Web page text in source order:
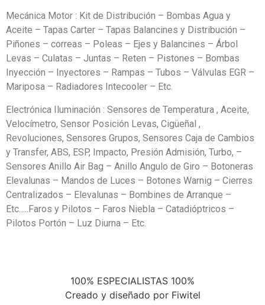
Mecánica Motor : Kit de Distribución – Bombas Agua y
Aceite – Tapas Carter – Tapas Balancines y Distribución –
Piñones – correas – Poleas – Ejes y Balancines – Árbol
Levas – Culatas – Juntas – Reten – Pistones – Bombas
Inyección – Inyectores – Rampas – Tubos – Válvulas EGR –
Mariposa – Radiadores Intecooler – Etc.
Electrónica Iluminación : Sensores de Temperatura , Aceite,
Velocímetro, Sensor Posición Levas, Cigüeñal ,
Revoluciones, Sensores Grupos, Sensores Caja de Cambios
y Transfer, ABS, ESP, Impacto, Presión Admisión, Turbo, –
Sensores Anillo Air Bag – Anillo Angulo de Giro – Botoneras
Elevalunas – Mandos de Luces – Botones Warnig – Cierres
Centralizados – Elevalunas – Bombines de Arranque –
Etc…..Faros y Pilotos – Faros Niebla – Catadióptricos –
Pilotos Portón – Luz Diurna – Etc.
100% ESPECIALISTAS 100%
Creado y diseñado por Fiwitel